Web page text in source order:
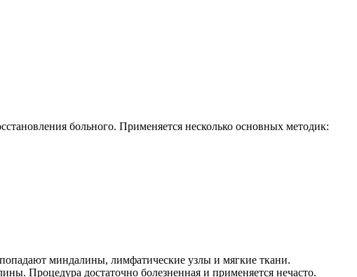
больного. Применяется несколько основных методик:
миндалины, лимфатические узлы и мягкие ткани.
Процедура достаточно болезненная и применяется нечасто.